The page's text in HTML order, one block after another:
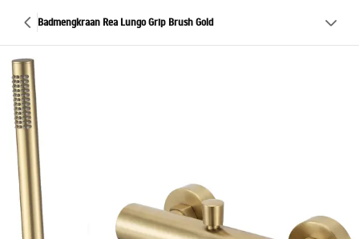
Badmengkraan Rea Lungo Grip Brush Gold